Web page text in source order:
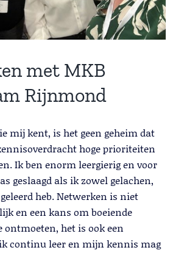
met MKB
Rijnmond
mij kent, is het geen geheim dat
hoge prioriteiten
Ik ben enorm leergierig en voor
geslaagd als ik zowel gelachen,
heb. Netwerken is niet
en een kans om boeiende
ontmoeten, het is ook een
continu leer en mijn kennis mag
Generation B2B
Lees meer